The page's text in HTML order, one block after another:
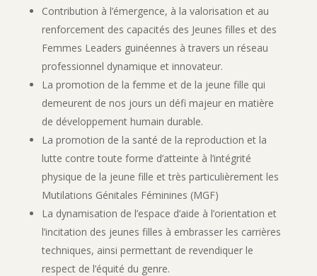
Contribution à l’émergence, à la valorisation et au
renforcement des capacités des Jeunes filles et des
Femmes Leaders guinéennes à travers un réseau
professionnel dynamique et innovateur.
La promotion de la femme et de la jeune fille qui
demeurent de nos jours un défi majeur en matière
de développement humain durable.
La promotion de la santé de la reproduction et la
lutte contre toute forme d’atteinte à l’intégrité
physique de la jeune fille et très particulièrement les
Mutilations Génitales Féminines (MGF)
La dynamisation de l’espace d’aide à l’orientation et
l’incitation des jeunes filles à embrasser les carrières
techniques, ainsi permettant de revendiquer le
respect de l’équité du genre.